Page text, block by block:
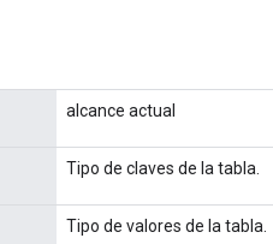
alcance actual
Tipo de claves de la tabla.
Tipo de valores de la tabla.